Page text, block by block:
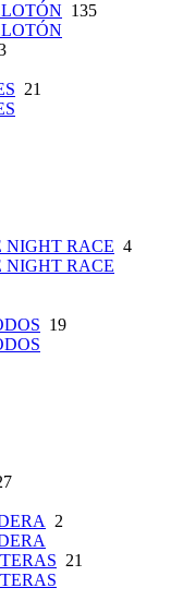
135
21
NIGHT RACE 4
NIGHT RACE
19
2
21